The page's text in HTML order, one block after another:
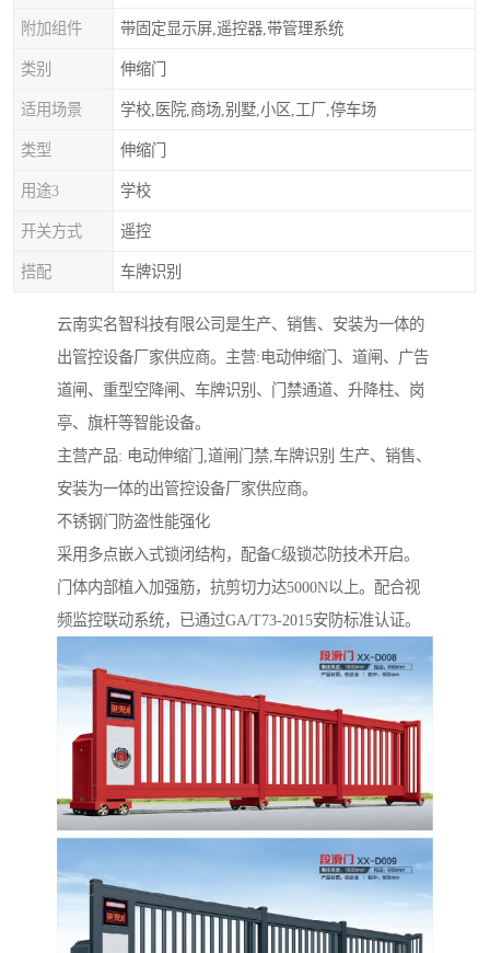
附加组件 带固定显示屏,遥控器,带管理系统
类别 伸缩门
适用场景 学校,医院,商场,别墅,小区,工厂,停车场
类型 伸缩门
用途3 学校
开关方式 遥控
搭配 车牌识别
云南实名智科技有限公司是生产、销售、安装为一体的
出管控设备厂家供应商。主营:电动伸缩门、道闸、广告
道闸、重型空降闸、车牌识别、门禁通道、升降柱、岗
亭、旗杆等智能设备。
主营产品: 电动伸缩门,道闸门禁,车牌识别 生产、销售、
安装为一体的出管控设备厂家供应商。
不锈钢门防盗性能强化‌
采用多点嵌入式锁闭结构，配备C级锁芯防技术开启。
门体内部植入加强筋，抗剪切力达5000N以上。配合视
频监控联动系统，已通过GA/T73-2015安防标准认证。